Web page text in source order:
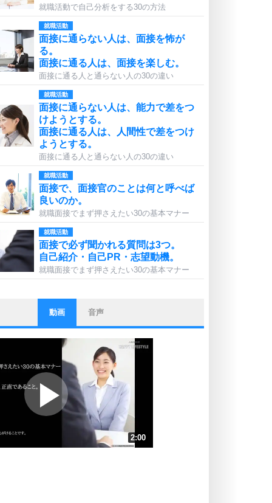
就職活動で自己分析をする30の方法
就職活動
面接に通らない人は、面接を怖が
る。
面接に通る人は、面接を楽しむ。
面接に通る人と通らない人の30の違い
就職活動
面接に通らない人は、能力で差をつ
けようとする。
面接に通る人は、人間性で差をつけ
ようとする。
面接に通る人と通らない人の30の違い
就職活動
面接で、面接官のことは何と呼べば
良いのか。
就職面接でまず押さえたい30の基本マナー
就職活動
面接で必ず聞かれる質問は3つ。
自己紹介・自己PR・志望動機。
就職面接でまず押さえたい30の基本マナー
ストレス対策
他人と比べない。
いっそのこと、他人を見ない。
いらいらしない人になる30の方法
プラス思考
ポジティブになれない原因は、行動
しないから。
ポジティブ思考になる30の方法
人生、なんとかなるもの。
動画 音声
2:00